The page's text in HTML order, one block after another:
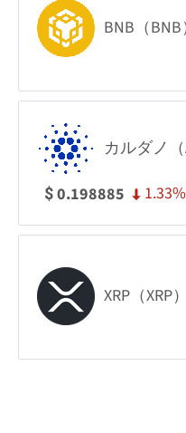
BNB（BNB
カルダノ（
$0.198885 1.33%
XRP（XRP）